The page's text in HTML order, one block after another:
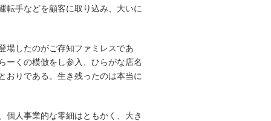
転手などを顧客に取り込み、大いに
場したのがご存知ファミレスであ
ーくの模倣をし参入、ひらがな店名
おりである。生き残ったのは本当に
個人事業的な零細はともかく、大き